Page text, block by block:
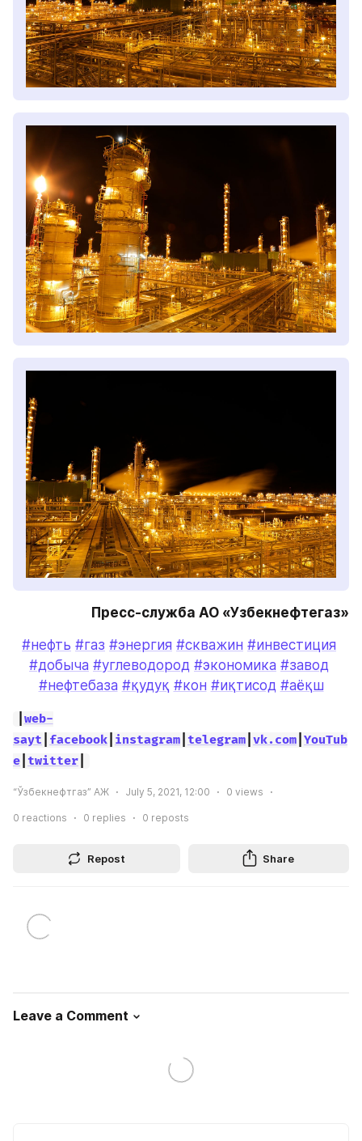
Пресс-служба АО «Узбекнефтегаз»
#нефть #газ #энергия #скважин #инвестиция
#добыча #углеводород #экономика #завод
#нефтебаза #қудуқ #кон #иқтисод #аёқш
web-
sayt facebook instagram telegram vk.com YouTub
e twitter
“Ўзбекнефтгаз” АЖ July 5, 2021, 12:00 0 views
0 reactions 0 replies 0 reposts
Repost Share
Leave a Comment